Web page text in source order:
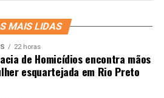
MAIS LIDAS
22 horas
de Homicídios encontra mãos
esquartejada em Rio Preto